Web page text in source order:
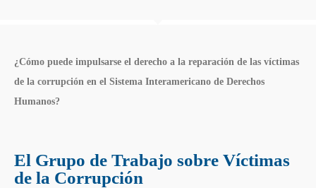
¿Cómo puede impulsarse el derecho a la reparación de las víctimas
de la corrupción en el Sistema Interamericano de Derechos
Humanos?
El Grupo de Trabajo sobre Víctimas
de la Corrupción